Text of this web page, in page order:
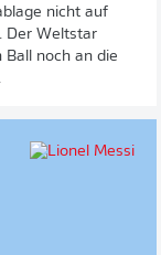
nicht auf
Der Weltstar
Ball noch an die